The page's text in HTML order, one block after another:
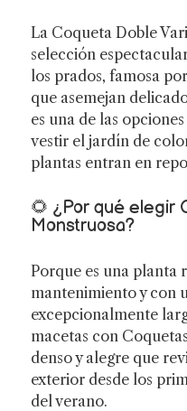
La Coqueta Doble
selección
los prados, famosa
que asemejan
es una de las
vestir el jardín de
plantas entran en
🌻 ¿Por qué elegir
Monstruosa?
Porque es una planta
mantenimiento y con
excepcionalmente
macetas con
denso y alegre que
exterior desde los
del verano.